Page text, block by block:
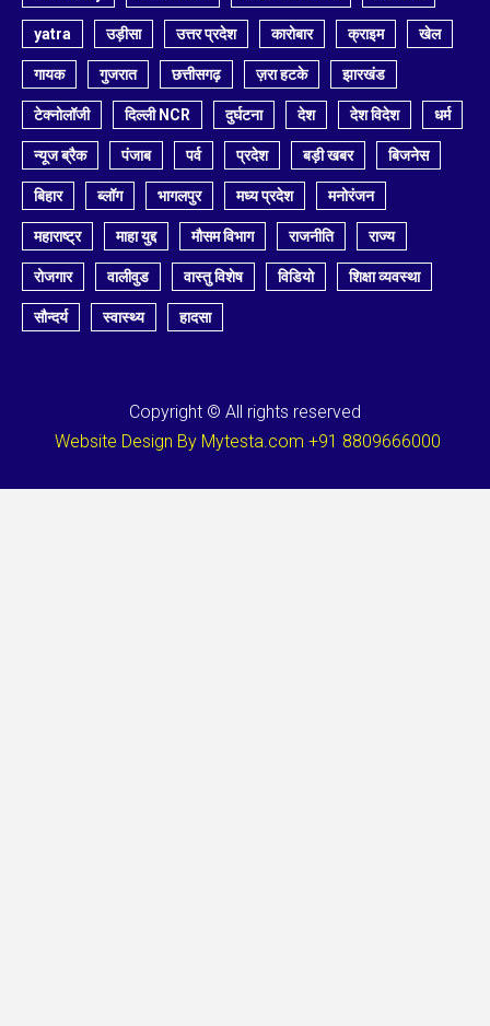
yatra उड़ीसा उत्तर प्रदेश कारोबार क्राइम खेल
गायक गुजरात छत्तीसगढ़ ज़रा हटके झारखंड
टेक्नोलॉजी दिल्ली NCR दुर्घटना देश देश विदेश धर्म
न्यूज ब्रैक पंजाब पर्व प्रदेश बड़ी खबर बिजनेस
बिहार ब्लॉग भागलपुर मध्य प्रदेश मनोरंजन
महाराष्ट्र माहा युद्द मौसम विभाग राजनीति राज्य
रोजगार वालीवुड वास्तु विशेष विडियो शिक्षा व्यवस्था
सौन्दर्य स्वास्थ्य हादसा
Copyright © All rights reserved
Website Design By Mytesta.com +91 8809666000